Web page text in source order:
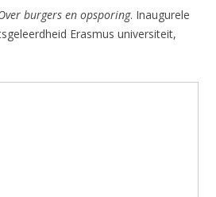
burgers en opsporing. Inaugurele
Erasmus universiteit,